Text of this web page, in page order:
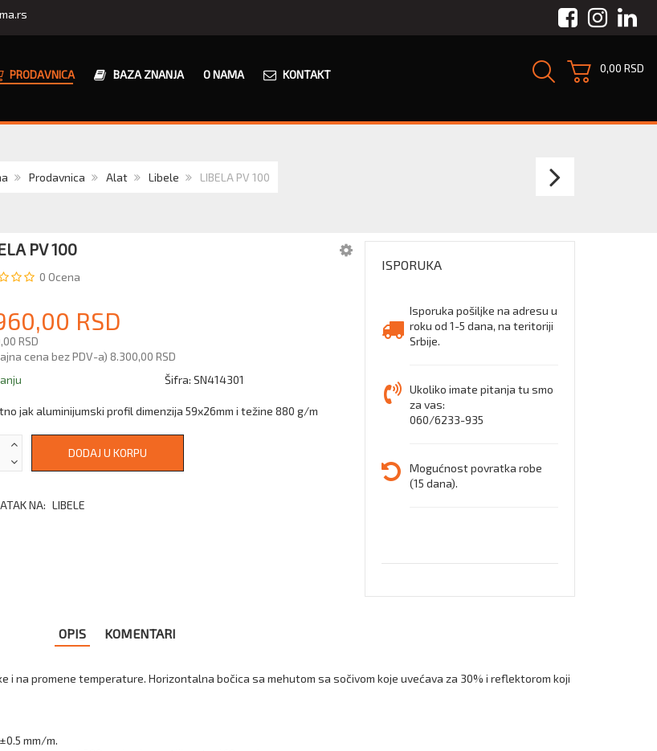
Facebook
PRODAVNICA BAZA ZNANJA O NAMA KONTAKT 0,00 RSD
Prodavnica Alat Libele LIBELA PV 100
LIBELA
200
PV 100
0 Ocena
RSD
RSD
cena bez PDV-a) 8.300,00 RSD
Šifra: SN414301
jak aluminijumski profil dimenzija 59x26mm i težine 880 g/m
NA: LIBELE
ISPORUKA
Isporuka pošiljke na adresu u
roku od 1-5 dana, na teritoriji
Srbije.
Ukoliko imate pitanja tu smo
za vas:
060/6233-935
Mogućnost povratka robe
(15 dana).
OPIS KOMENTARI
i na promene temperature. Horizontalna bočica sa mehutom sa sočivom koje uvećava za 30% i reflektorom koji
mm/m.